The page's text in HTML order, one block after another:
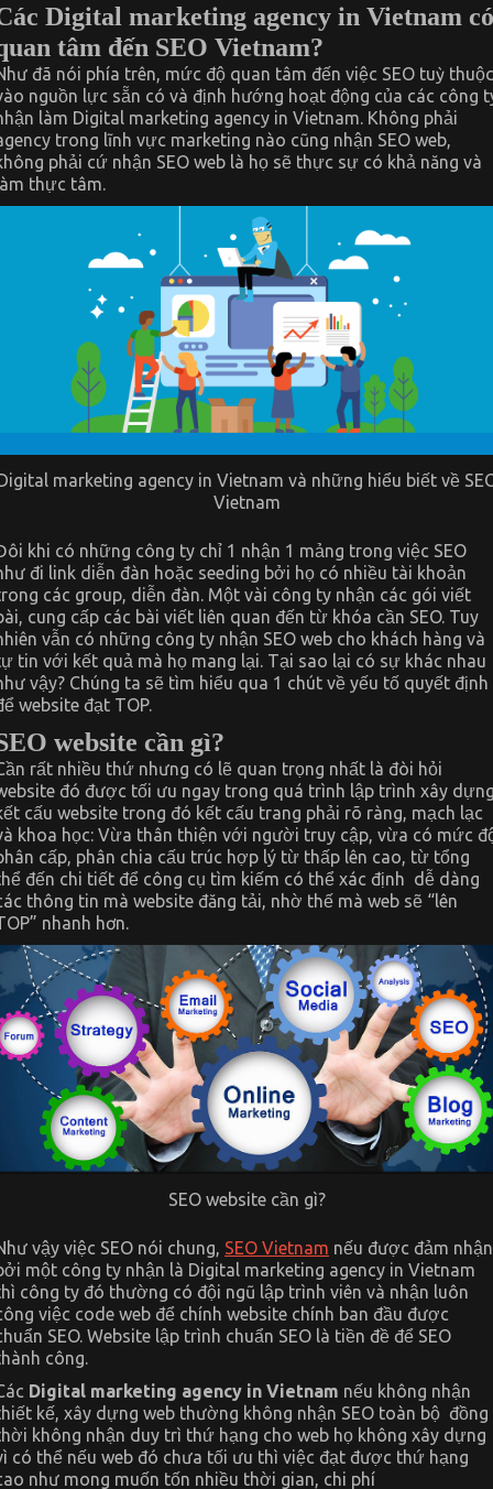
Digital marketing agency in Vietnam có
tâm đến SEO Vietnam?
đã nói phía trên, mức độ quan tâm đến việc SEO tuỳ thuộc
nguồn lực sẵn có và định hướng hoạt động của các công
làm Digital marketing agency in Vietnam. Không phải
trong lĩnh vực marketing nào cũng nhận SEO web,
phải cứ nhận SEO web là họ sẽ thực sự có khả năng và
thực tâm.
marketing agency in Vietnam và những hiểu biết về
Vietnam
khi có những công ty chỉ 1 nhận 1 mảng trong việc SEO
đi link diễn đàn hoặc seeding bởi họ có nhiều tài khoản
các group, diễn đàn. Một vài công ty nhận các gói viết
cung cấp các bài viết liên quan đến từ khóa cần SEO. Tuy
vẫn có những công ty nhận SEO web cho khách hàng và
tin với kết quả mà họ mang lại. Tại sao lại có sự khác nhau
vậy? Chúng ta sẽ tìm hiểu qua 1 chút về yếu tố quyết định
website đạt TOP.
website cần gì?
rất nhiều thứ nhưng có lẽ quan trọng nhất là đòi hỏi
đó được tối ưu ngay trong quá trình lập trình xây
cấu website trong đó kết cấu trang phải rõ ràng, mạch lạc
khoa học: Vừa thân thiện với người truy cập, vừa có mức
cấp, phân chia cấu trúc hợp lý từ thấp lên cao, từ tổng
đến chi tiết để công cụ tìm kiếm có thể xác định dễ dàng
thông tin mà website đăng tải, nhờ thế mà web sẽ “lên
nhanh hơn.
SEO website cần gì?
vậy việc SEO nói chung, SEO Vietnam nếu được đảm nhận
một công ty nhận là Digital marketing agency in Vietnam
công ty đó thường có đội ngũ lập trình viên và nhận luôn
việc code web để chính website chính ban đầu được
SEO. Website lập trình chuẩn SEO là tiền đề để SEO
công.
Digital marketing agency in Vietnam nếu không nhận
kế, xây dựng web thường không nhận SEO toàn bộ đồng
không nhận duy trì thứ hạng cho web họ không xây dựng
có thể nếu web đó chưa tối ưu thì việc đạt được thứ hạng
như mong muốn tốn nhiều thời gian, chi phí